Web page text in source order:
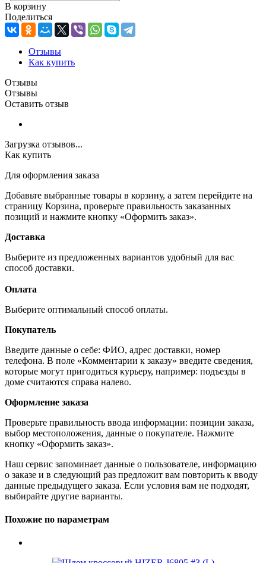
В корзину
Поделиться
Отзывы
Как купить
Отзывы
Отзывы
Оставить отзыв
Загрузка отзывов...
Как купить
Для оформления заказа
Добавьте выбранные товары в корзину, а затем перейдите на
страницу Корзина, проверьте правильность заказанных
позиций и нажмите кнопку «Оформить заказ».
Доставка
Выберите из предложенных вариантов удобный для вас
способ доставки.
Оплата
Выберите оптимальный способ оплаты.
Покупатель
Введите данные о себе: ФИО, адрес доставки, номер
телефона. В поле «Комментарии к заказу» введите сведения,
которые могут пригодиться курьеру, например: подъезды в
доме считаются справа налево.
Оформление заказа
Проверьте правильность ввода информации: позиции заказа,
выбор местоположения, данные о покупателе. Нажмите
кнопку «Оформить заказ».
Наш сервис запоминает данные о пользователе, информацию
о заказе и в следующий раз предложит вам повторить к вводу
данные предыдущего заказа. Если условия вам не подходят,
выбирайте другие варианты.
Похожие по параметрам